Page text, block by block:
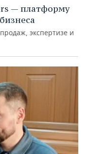
— платформу
экспертизе и